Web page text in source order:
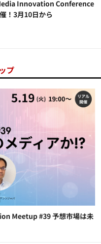
Innovation Conference
！3月10日から
プ
Meetup #39 予想市場は未